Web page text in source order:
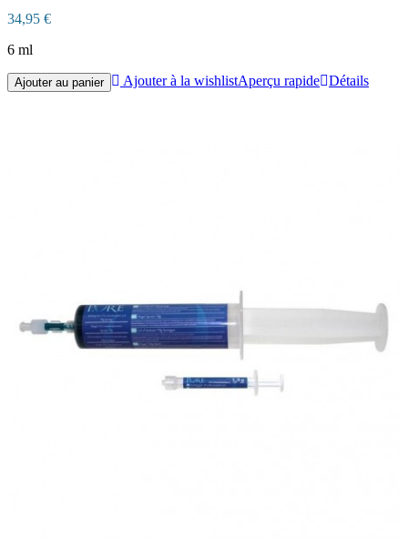
34,95 €
6 ml
Ajouter au panier Ajouter à la wishlistAperçu rapide Détails